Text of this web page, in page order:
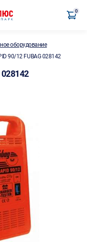
0
оборудование
90/12 FUBAG 028142
028142